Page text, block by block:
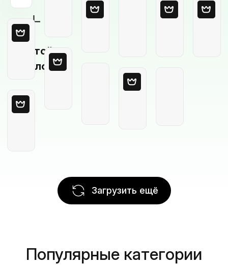
Пустой
шаблон
Загрузить ещё
Популярные категории